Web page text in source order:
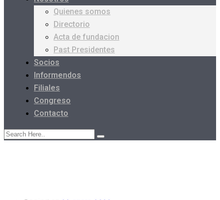
Quienes somos
Directorio
Acta de fundacion
Past Presidentes
Socios
Informendos
Filiales
Congreso
Contacto